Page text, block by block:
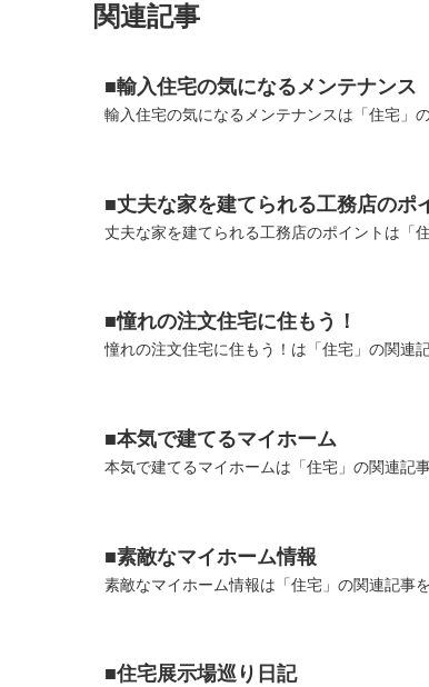
関連記事
■輸入住宅の気になるメンテナンス
輸入住宅の気になるメンテナンスは「住宅」
■丈夫な家を建てられる工務店のポ
丈夫な家を建てられる工務店のポイントは「
■憧れの注文住宅に住もう！
憧れの注文住宅に住もう！は「住宅」の関連
■本気で建てるマイホーム
本気で建てるマイホームは「住宅」の関連記
■素敵なマイホーム情報
素敵なマイホーム情報は「住宅」の関連記事
■住宅展示場巡り日記